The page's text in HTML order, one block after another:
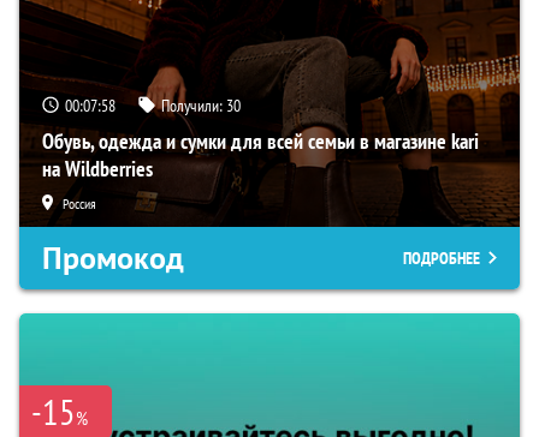
00:07:57 Получили: 30
Обувь, одежда и сумки для всей семьи в магазине kari
на Wildberries
Россия
Промокод ПОДРОБНЕЕ
-15%